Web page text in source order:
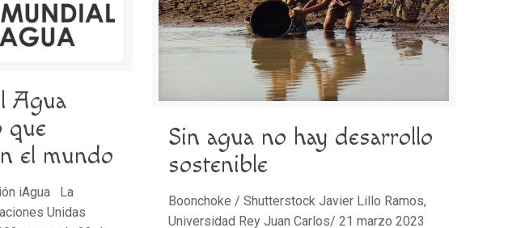
Agua
que
el mundo
iAgua La
Unidas
Sin agua no hay desarrollo
sostenible
Boonchoke / Shutterstock Javier Lillo Ramos,
Universidad Rey Juan Carlos/ 21 marzo 2023